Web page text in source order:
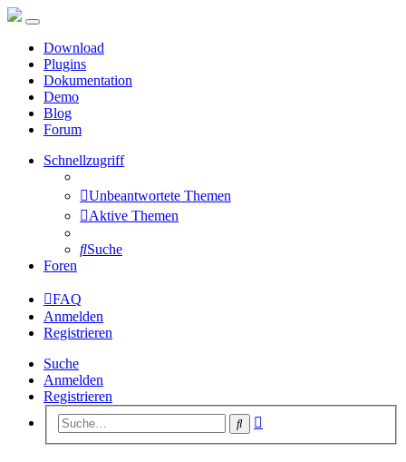
Download
Plugins
Dokumentation
Demo
Blog
Forum
Schnellzugriff
Unbeantwortete Themen
Aktive Themen
Suche
Foren
FAQ
Anmelden
Registrieren
Suche
Anmelden
Registrieren
Suche